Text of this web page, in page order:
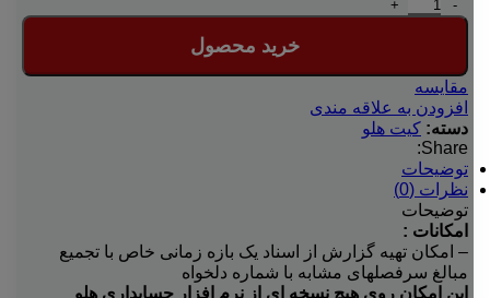
کیت خلاصه سند عدد
خرید محصول
مقایسه
افزودن به علاقه مندی
دسته: کیت هلو
Share:
توضیحات
نظرات (0)
توضیحات
امکانات :
– امکان تهیه گزارش از اسناد یک بازه زمانی خاص با تجمیع
مبالغ سرفصلهای مشابه با شماره دلخواه
این امکان روی هیچ نسخه ای از نرم افزار حسابداری هلو